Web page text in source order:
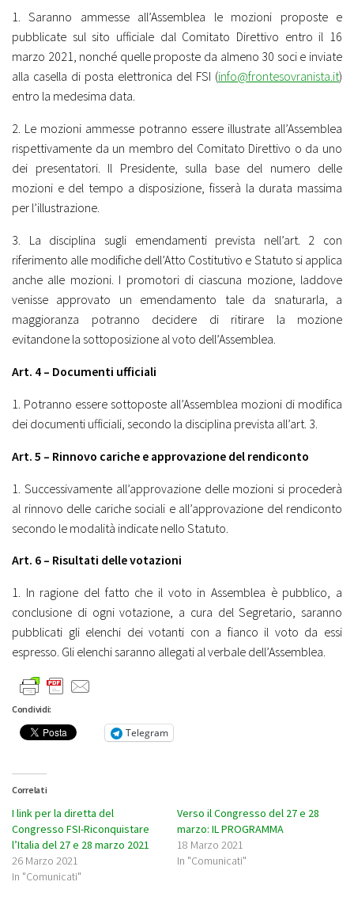
1. Saranno ammesse all’Assemblea le mozioni proposte e
pubblicate sul sito ufficiale dal Comitato Direttivo entro il 16
marzo 2021, nonché quelle proposte da almeno 30 soci e inviate
alla casella di posta elettronica del FSI (info@frontesovranista.it)
entro la medesima data.
2. Le mozioni ammesse potranno essere illustrate all’Assemblea
rispettivamente da un membro del Comitato Direttivo o da uno
dei presentatori. Il Presidente, sulla base del numero delle
mozioni e del tempo a disposizione, fisserà la durata massima
per l’illustrazione.
3. La disciplina sugli emendamenti prevista nell’art. 2 con
riferimento alle modifiche dell’Atto Costitutivo e Statuto si applica
anche alle mozioni. I promotori di ciascuna mozione, laddove
venisse approvato un emendamento tale da snaturarla, a
maggioranza potranno decidere di ritirare la mozione
evitandone la sottoposizione al voto dell’Assemblea.
Art. 4 – Documenti ufficiali
1. Potranno essere sottoposte all’Assemblea mozioni di modifica
dei documenti ufficiali, secondo la disciplina prevista all’art. 3.
Art. 5 – Rinnovo cariche e approvazione del rendiconto
1. Successivamente all’approvazione delle mozioni si procederà
al rinnovo delle cariche sociali e all’approvazione del rendiconto
secondo le modalità indicate nello Statuto.
Art. 6 – Risultati delle votazioni
1. In ragione del fatto che il voto in Assemblea è pubblico, a
conclusione di ogni votazione, a cura del Segretario, saranno
pubblicati gli elenchi dei votanti con a fianco il voto da essi
espresso. Gli elenchi saranno allegati al verbale dell’Assemblea.
Condividi:
Telegram
Correlati
I link per la diretta del
Congresso FSI-Riconquistare
l’Italia del 27 e 28 marzo 2021
26 Marzo 2021
In "Comunicati"
Verso il Congresso del 27 e 28
marzo: IL PROGRAMMA
18 Marzo 2021
In "Comunicati"